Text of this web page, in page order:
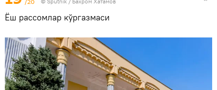
Ёш рассомлар кўргазмаси